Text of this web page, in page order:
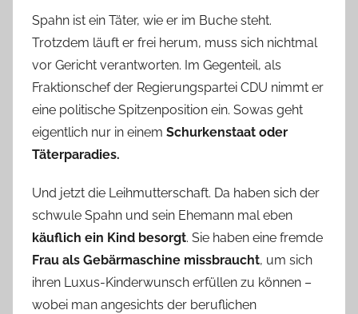
Spahn ist ein Täter, wie er im Buche steht.
Trotzdem läuft er frei herum, muss sich nichtmal
vor Gericht verantworten. Im Gegenteil, als
Fraktionschef der Regierungspartei CDU nimmt er
eine politische Spitzenposition ein. Sowas geht
eigentlich nur in einem Schurkenstaat oder
Täterparadies.
Und jetzt die Leihmutterschaft. Da haben sich der
schwule Spahn und sein Ehemann mal eben
käuflich ein Kind besorgt. Sie haben eine fremde
Frau als Gebärmaschine missbraucht, um sich
ihren Luxus-Kinderwunsch erfüllen zu können –
wobei man angesichts der beruflichen